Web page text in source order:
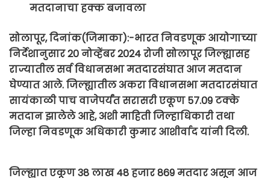
मतदानाचा हक्क बजावला
सोलापूर, दिनांक(जिमाका):-भारत निवडणूक आयोगाच्या
निर्देशानुसार 20 नोव्हेंबर 2024 रोजी सोलापूर जिल्ह्यासह
राज्यातील सर्व विधानसभा मतदारसंघात आज मतदान
घेण्यात आले. जिल्ह्यातील अकरा विधानसभा मतदारसंघात
सायंकाळी पाच वाजेपर्यंत सरासरी एकूण 57.09 टक्के
मतदान झालेले आहे, अशी माहिती जिल्हाधिकारी तथा
जिल्हा निवडणूक अधिकारी कुमार आशीर्वाद यांनी दिली.
जिल्ह्यात एकूण 38 लाख 48 हजार 869 मतदार असून आज